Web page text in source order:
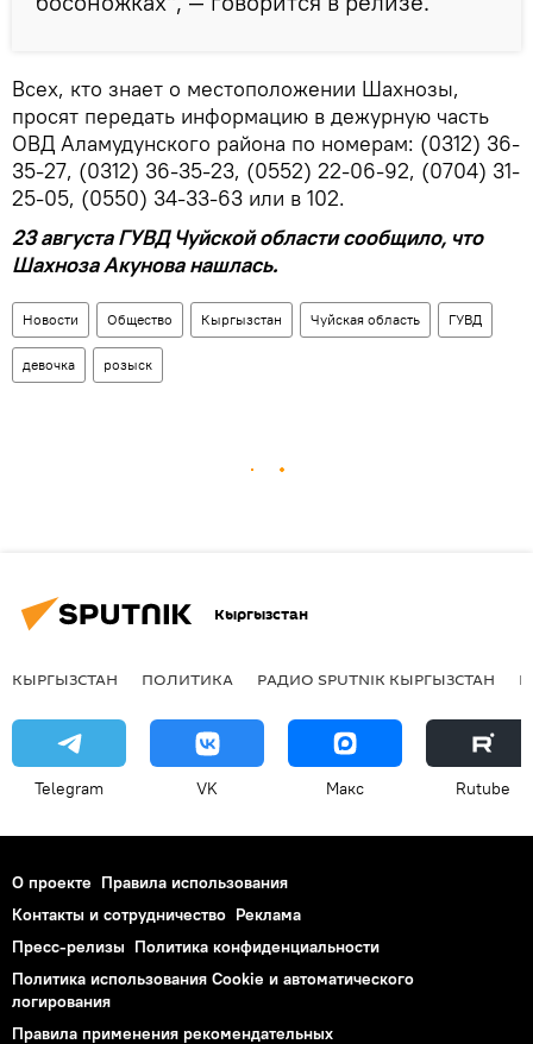
Всех, кто знает о местоположении Шахнозы,
просят передать информацию в дежурную часть
ОВД Аламудунского района по номерам: (0312) 36-
35-27, (0312) 36-35-23, (0552) 22-06-92, (0704) 31-
25-05, (0550) 34-33-63 или в 102.
23 августа ГУВД Чуйской области сообщило, что
Шахноза Акунова нашлась.
Новости Общество Кыргызстан Чуйская область ГУВД
девочка розыск
Кыргызстан
КЫРГЫЗСТАН ПОЛИТИКА РАДИО SPUTNIK КЫРГЫЗСТАН
Telegram VK Макс Rutube
О проекте Правила использования
Контакты и сотрудничество Реклама
Пресс-релизы Политика конфиденциальности
Политика использования Cookie и автоматического
логирования
Правила применения рекомендательных